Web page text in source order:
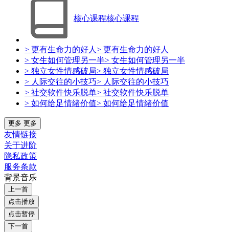
核心课程核心课程
> 更有生命力的好人 > 更有生命力的好人
> 女生如何管理另一半> 女生如何管理另一半
> 独立女性情感破局> 独立女性情感破局
> 人际交往的小技巧> 人际交往的小技巧
> 社交软件快乐脱单> 社交软件快乐脱单
> 如何给足情绪价值> 如何给足情绪价值
更多 更多
友情链接
关于进阶
隐私政策
服务条款
背景音乐
上一首
点击播放
点击暂停
下一首